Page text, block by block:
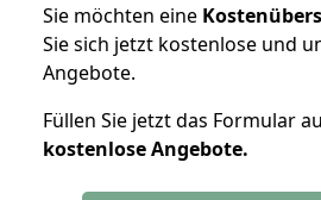
Sie möchten eine
Sie sich jetzt kostenlose und
Angebote.
Füllen Sie jetzt das Formular
kostenloseAngebote.